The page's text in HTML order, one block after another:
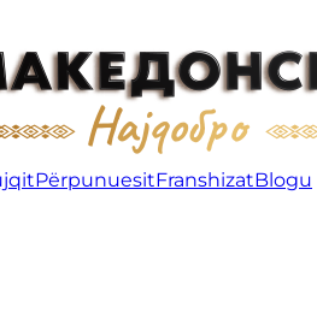
PërpunuesitFranshizatBlogu